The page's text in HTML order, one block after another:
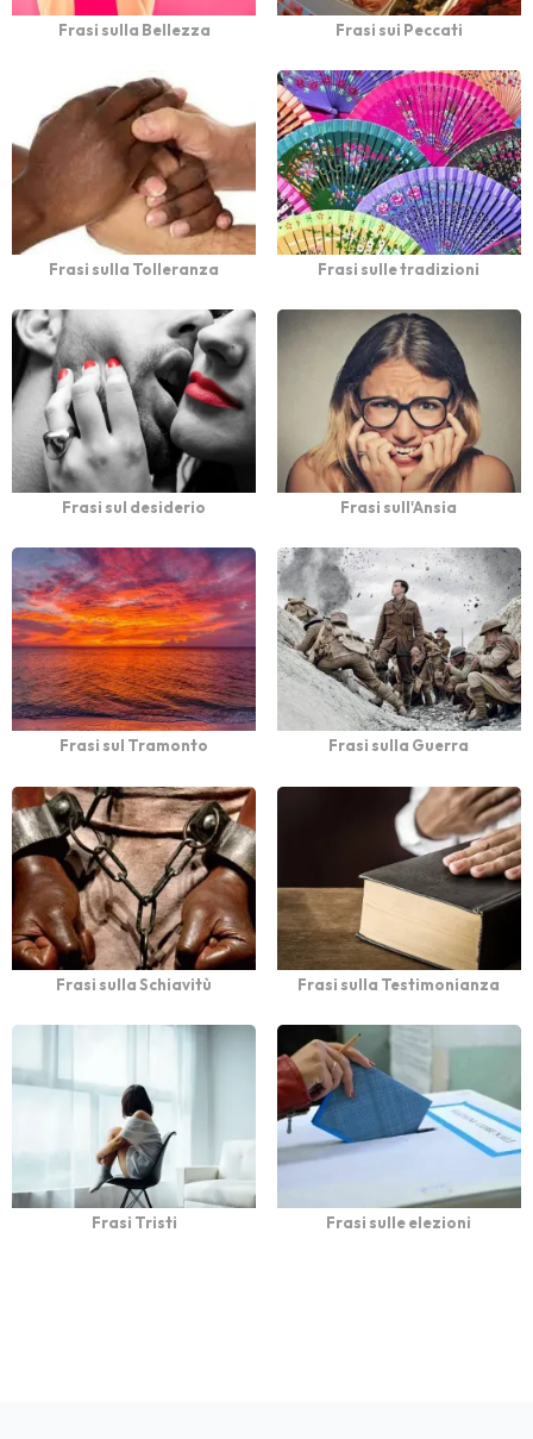
Frasi sulla Bellezza Frasi sui Peccati
Frasi sulla Tolleranza Frasi sulle tradizioni
Frasi sul desiderio Frasi sull'Ansia
Frasi sul Tramonto Frasi sulla Guerra
Frasi sulla Schiavitù Frasi sulla Testimonianza
Frasi Tristi Frasi sulle elezioni